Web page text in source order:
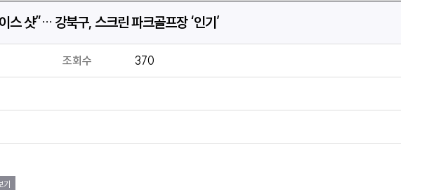
스 샷”… 강북구, 스크린 파크골프장 ‘인기’
조회수 370
기